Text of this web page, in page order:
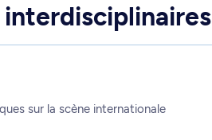
sur la scène internationale